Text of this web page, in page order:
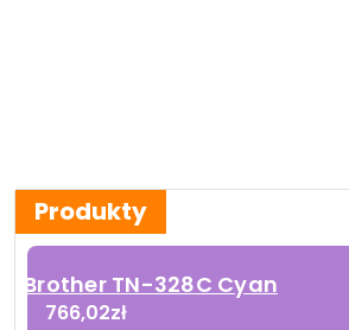
Produkty
Brother TN-328C Cyan
766,02zł